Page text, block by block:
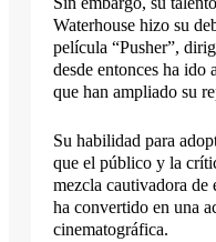
Waterhouse hizo su
película “Pusher”,
desde entonces ha ido
que han ampliado su
Su habilidad para
que el público y la
mezcla cautivadora
ha convertido en una
cinematográfica.